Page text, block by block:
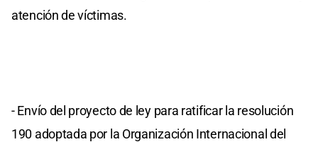
atención de víctimas.
- Envío del proyecto de ley para ratificar la resolución
190 adoptada por la Organización Internacional del